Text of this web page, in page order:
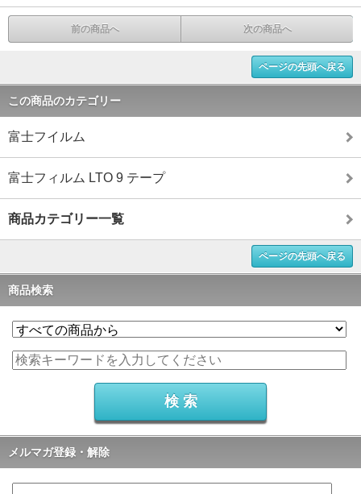
前の商品へ 次の商品へ
ページの先頭へ戻る
この商品のカテゴリー
富士フイルム
富士フィルム LTO 9 テープ
商品カテゴリー一覧
ページの先頭へ戻る
商品検索
メルマガ登録・解除